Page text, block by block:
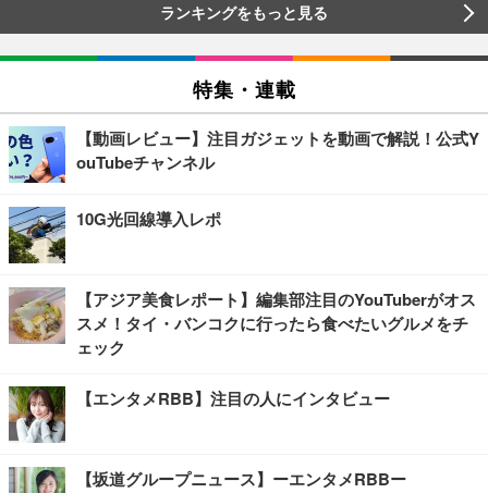
ランキングをもっと見る
特集・連載
【動画レビュー】注目ガジェットを動画で解説！公式Y
ouTubeチャンネル
10G光回線導入レポ
【アジア美食レポート】編集部注目のYouTuberがオス
スメ！タイ・バンコクに行ったら食べたいグルメをチ
ェック
【エンタメRBB】注目の人にインタビュー
【坂道グループニュース】ーエンタメRBBー